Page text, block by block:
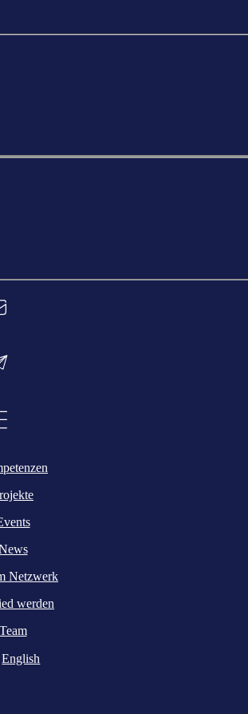
Netzwerk
werden
Team
English